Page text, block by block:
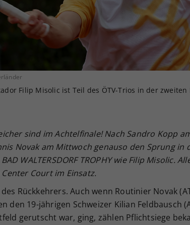
Filip Misolic ist Teil des ÖTV-Trios in der
sind im Achtelfinale! Nach Sandro Kopp
Novak am Mittwoch genauso den Sprung in
WALTERSDORF TROPHY wie Filip Misolic.
Court im Einsatz.
Rückkehrers. Auch wenn Routinier Novak
den 19-jährigen Schweizer Kilian Feldbausch
gerutscht war, ging, zählen Pflichtsiege
Ihrer
Webseiten-